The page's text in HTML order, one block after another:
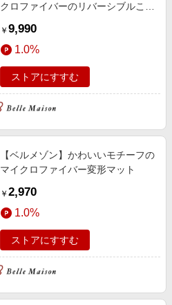
クロファイバーのリバーシブルこた
￥ 9,990
1.0%
ストアにすすむ
【ベルメゾン】かわいいモチーフの
マイクロファイバー変形マット
￥ 2,970
1.0%
ストアにすすむ